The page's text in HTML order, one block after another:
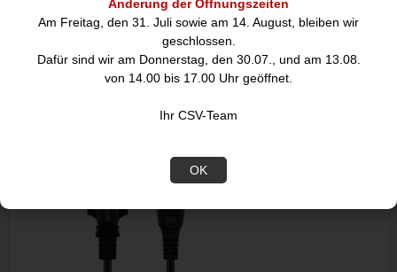
Änderung der Öffnungszeiten
Am Freitag, den 31. Juli sowie am 14. August, bleiben wir
geschlossen.
Dafür sind wir am Donnerstag, den 30.07., und am 13.08.
von 14.00 bis 17.00 Uhr geöffnet.
Ihr CSV-Team
OK
Goobay 56587